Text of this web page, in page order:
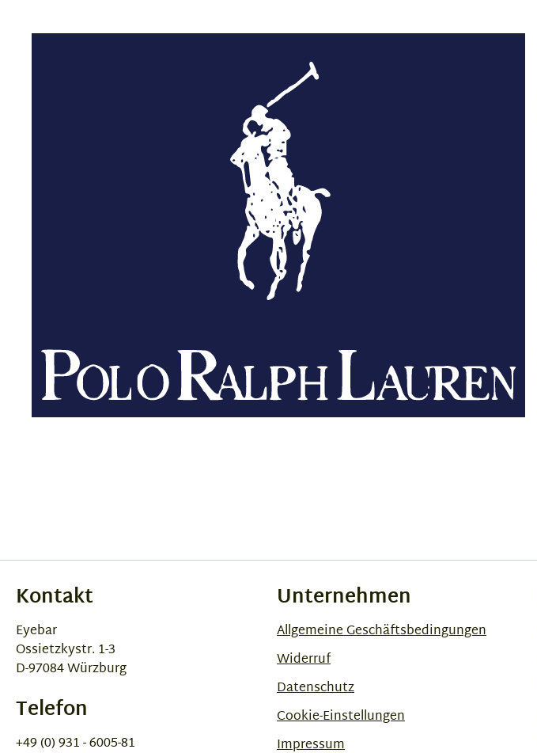
Kontakt
Eyebar
Ossietzkystr. 1-3
D-97084 Würzburg
Telefon
+49 (0) 931 - 6005-81
Unternehmen
Allgemeine Geschäftsbedingungen
Widerruf
Datenschutz
Cookie-Einstellungen
Impressum